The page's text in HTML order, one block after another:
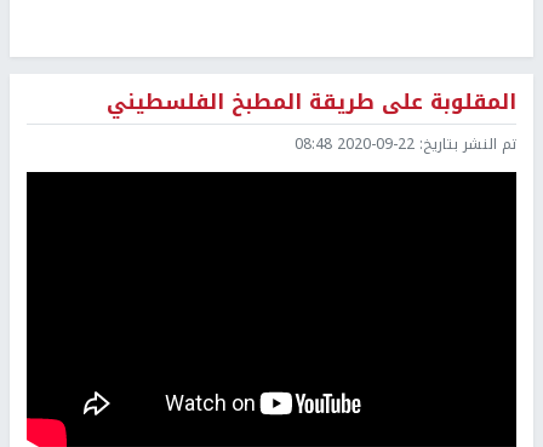
المقلوبة على طريقة المطبخ الفلسطيني
تم النشر بتاريخ: 2020-09-22 08:48